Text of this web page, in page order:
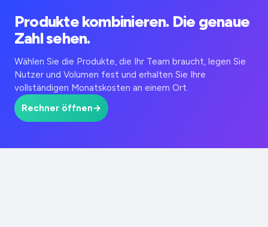
Produkte kombinieren. Die genaue
Zahl sehen.
Wählen Sie die Produkte, die Ihr Team braucht, legen Sie
Nutzer und Volumen fest und erhalten Sie Ihre
vollständigen Monatskosten an einem Ort.
Rechner öffnen→